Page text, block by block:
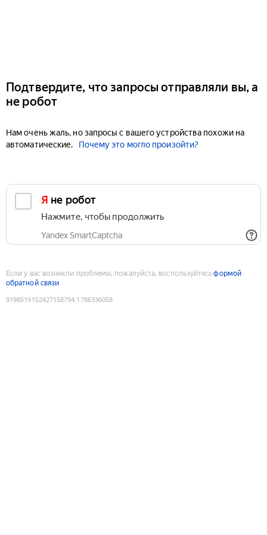
Подтвердите, что запросы отправляли вы, а
не робот
Нам очень жаль, но запросы с вашего устройства похожи на
автоматические.
Почему это могло произойти?
Я не робот
Нажмите, чтобы продолжить
Yandex SmartCaptcha
Если у вас возникли проблемы, пожалуйста, воспользуйтесьформой
обратной связи
9198519152427158794:1786336058